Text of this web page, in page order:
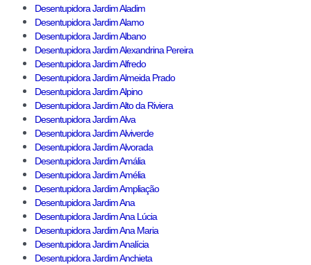
Desentupidora Jardim Aladim
Desentupidora Jardim Alamo
Desentupidora Jardim Albano
Desentupidora Jardim Alexandrina Pereira
Desentupidora Jardim Alfredo
Desentupidora Jardim Almeida Prado
Desentupidora Jardim Alpino
Desentupidora Jardim Alto da Riviera
Desentupidora Jardim Alva
Desentupidora Jardim Alviverde
Desentupidora Jardim Alvorada
Desentupidora Jardim Amália
Desentupidora Jardim Amélia
Desentupidora Jardim Ampliação
Desentupidora Jardim Ana
Desentupidora Jardim Ana Lúcia
Desentupidora Jardim Ana Maria
Desentupidora Jardim Analícia
Desentupidora Jardim Anchieta